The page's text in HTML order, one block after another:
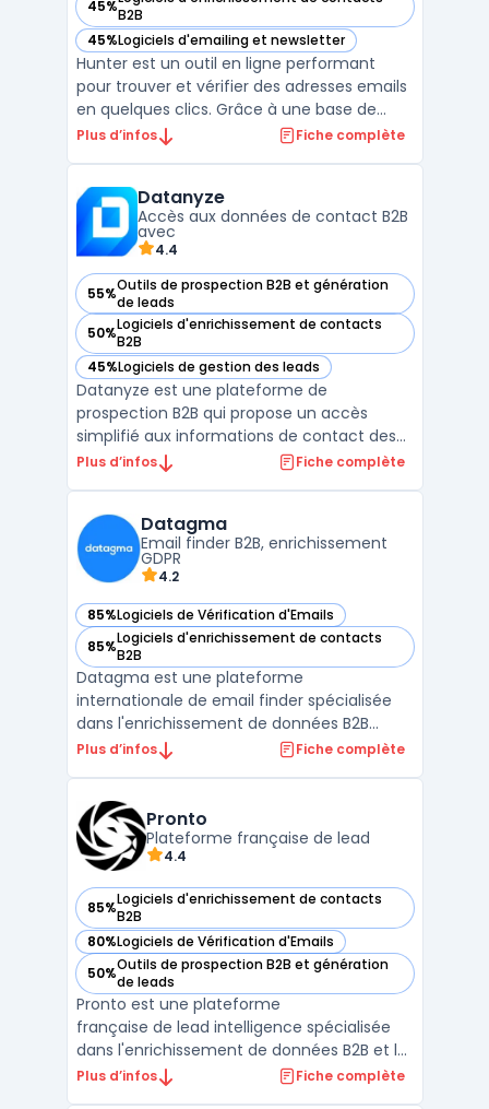
45%B2B
— voir Hunter dans cette catégorie
45%Logiciels d'emailing et newsletter
— voir Hunter dans cette catégorie
Hunter est un outil en ligne performant
pour trouver et vérifier des adresses emails
en quelques clics. Grâce à une base de
données de plus de 200 millions d'adresses
listes de prospection pertinentes. Hunter
propose ...
Plus d’infos Fiche complète
Datanyze
Accès aux données de contact B2B
avec
4.4
55%Outils de prospection B2B et génération
de leads
— voir Datanyze dans cette catégorie
50%Logiciels d'enrichissement de contacts
B2B
— voir Datanyze dans cette catégorie
45%Logiciels de gestion des leads
— voir Datanyze dans cette catégorie
Datanyze est une plateforme de
prospection B2B qui propose un accès
simplifié aux informations de contact des
prospects via une extension Google
contact (emails, numéros directs) en
temps réel à partir de sites tels que LinkedI
...
Plus d’infos Fiche complète
Datagma
Email finder B2B, enrichissement
GDPR
4.2
85%Logiciels de Vérification d'Emails
— voir Datagma dans cette catégorie
85%Logiciels d'enrichissement de contacts
B2B
— voir Datagma dans cette catégorie
Datagma est une plateforme
internationale de email finder spécialisée
dans l'enrichissement de données B2B
temps réel sans base de données. Elle
points de données (personal + company).
La solutio ...
Plus d’infos Fiche complète
Pronto
Plateforme française de lead
4.4
85%Logiciels d'enrichissement de contacts
B2B
— voir Pronto dans cette catégorie
80%Logiciels de Vérification d'Emails
— voir Pronto dans cette catégorie
50%Outils de prospection B2B et génération
de leads
— voir Pronto dans cette catégorie
Pronto est une plateforme
française de lead intelligence spécialisée
dans l'enrichissement de données B2B et la
détection d'intent commerciaux. Elle
Plus d’infos Fiche complète